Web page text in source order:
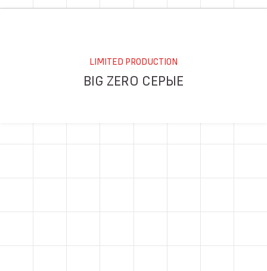
LIMITED PRODUCTION
BIG ZERO СЕРЫЕ